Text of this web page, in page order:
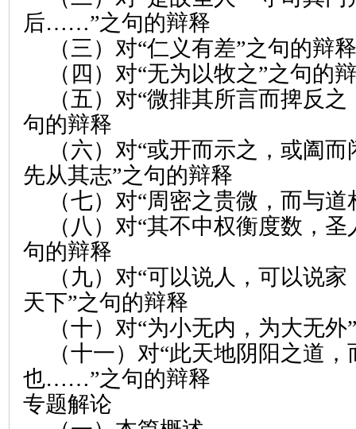
后……”之句的辩释
（三）对“仁义有差”之句的辩释
（四）对“无为以牧之”之句的
（五）对“微排其所言而捭反
句的辩释
（六）对“或开而示之，或阖
先从其志”之句的辩释
（七）对“周密之贵微，而与
（八）对“其不中权衡度数，
句的辩释
（九）对“可以说人，可以说
天下”之句的辩释
（十）对“为小无内，为大无
（十一）对“此天地阴阳之道
也……”之句的辩释
专题解论